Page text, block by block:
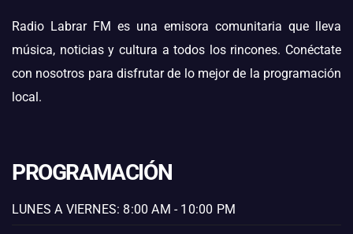
Radio Labrar FM es una emisora comunitaria que lleva
música, noticias y cultura a todos los rincones. Conéctate
con nosotros para disfrutar de lo mejor de la programación
local.
PROGRAMACIÓN
LUNES A VIERNES: 8:00 AM - 10:00 PM